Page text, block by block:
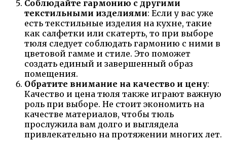
Соблюдайте гармонию с другими
текстильными изделиями: Если у вас уже
есть текстильные изделия на кухне, такие
как салфетки или скатерть, то при выборе
тюля следует соблюдать гармонию с ними в
цветовой гамме и стиле. Это поможет
создать единый и завершенный образ
помещения.
Обратите внимание на качество и цену:
Качество и цена тюля также играют важную
роль при выборе. Не стоит экономить на
качестве материалов, чтобы тюль
прослужила вам долго и выглядела
привлекательно на протяжении многих лет.